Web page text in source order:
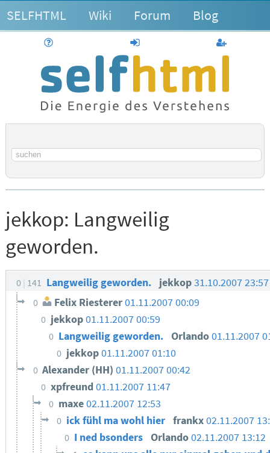
SELFHTML Wiki Forum Blog
anmelden
Suchbegriff
jekkop: Langweilig
geworden.
0 141 Langweilig geworden. jekkop31.10.2007
0 Felix Riesterer01.11.2007 00:09
0 jekkop01.11.2007 00:59
0 Langweilig geworden. Orlando01.11.2007
0 jekkop01.11.2007 01:10
0 Alexander (HH)01.11.2007 00:42
0 xpfreund 01.11.2007 11:47
0 maxe02.11.2007 12:53
0 ick fühl ma wohl hier frankx02.11.2007
0 I ned bsonders Orlando02.11.2007 13:12